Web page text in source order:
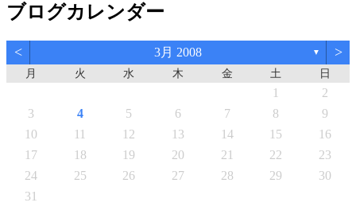
ブログカレンダー
< 3月 2008 ▼ >
月 火 水 木 金 土 日
1
2
3
4 5 6 7 8
9
10
11 12 13 14 15
16
17
18 19 20 21 22
23
24
25 26 27 28 29
30
31